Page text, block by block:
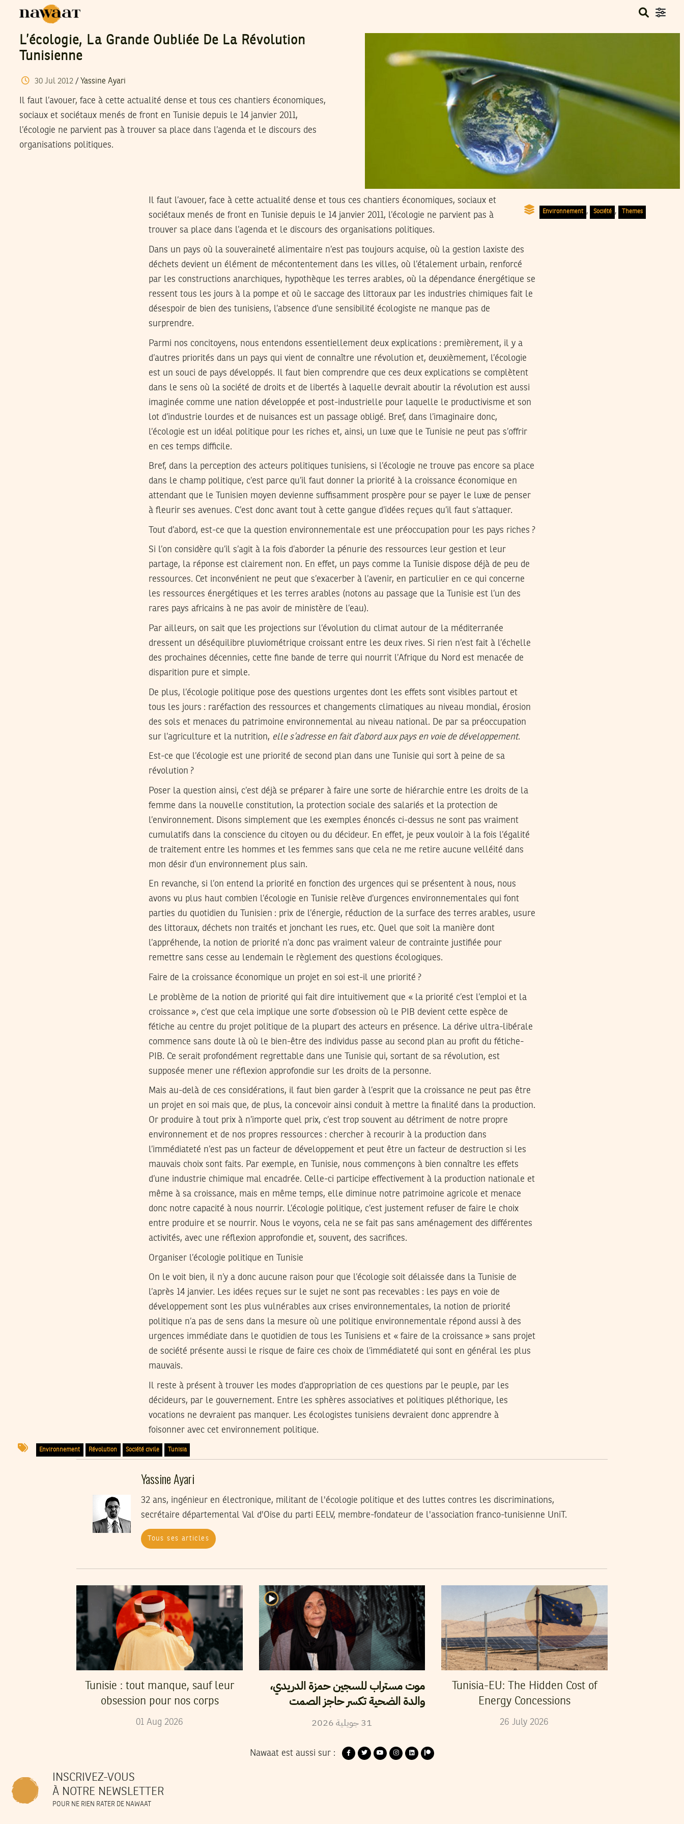
L’écologie, La Grande Oubliée De La Révolution
Tunisienne
30 Jul 2012/ Yassine Ayari
Il faut l’avouer, face à cette actualité dense et tous ces chantiers économiques,
sociaux et sociétaux menés de front en Tunisie depuis le 14 janvier 2011,
l’écologie ne parvient pas à trouver sa place dans l’agenda et le discours des
organisations politiques.
Environnement , Société , Themes
Il faut l’avouer, face à cette actualité dense et tous ces chantiers économiques, sociaux et
sociétaux menés de front en Tunisie depuis le 14 janvier 2011, l’écologie ne parvient pas à
trouver sa place dans l’agenda et le discours des organisations politiques.
Dans un pays où la souveraineté alimentaire n’est pas toujours acquise, où la gestion laxiste des
déchets devient un élément de mécontentement dans les villes, où l’étalement urbain, renforcé
par les constructions anarchiques, hypothèque les terres arables, où la dépendance énergétique se
ressent tous les jours à la pompe et où le saccage des littoraux par les industries chimiques fait le
désespoir de bien des tunisiens, l’absence d’une sensibilité écologiste ne manque pas de
surprendre.
Parmi nos concitoyens, nous entendons essentiellement deux explications : premièrement, il y a
d’autres priorités dans un pays qui vient de connaître une révolution et, deuxièmement, l’écologie
est un souci de pays développés. Il faut bien comprendre que ces deux explications se complètent
dans le sens où la société de droits et de libertés à laquelle devrait aboutir la révolution est aussi
imaginée comme une nation développée et post-industrielle pour laquelle le productivisme et son
lot d’industrie lourdes et de nuisances est un passage obligé. Bref, dans l’imaginaire donc,
l’écologie est un idéal politique pour les riches et, ainsi, un luxe que le Tunisie ne peut pas s’offrir
en ces temps difficile.
Bref, dans la perception des acteurs politiques tunisiens, si l’écologie ne trouve pas encore sa place
dans le champ politique, c’est parce qu’il faut donner la priorité à la croissance économique en
attendant que le Tunisien moyen devienne suffisamment prospère pour se payer le luxe de penser
à fleurir ses avenues. C’est donc avant tout à cette gangue d’idées reçues qu’il faut s’attaquer.
Tout d’abord, est-ce que la question environnementale est une préoccupation pour les pays riches ?
Si l’on considère qu’il s’agit à la fois d’aborder la pénurie des ressources leur gestion et leur
partage, la réponse est clairement non. En effet, un pays comme la Tunisie dispose déjà de peu de
ressources. Cet inconvénient ne peut que s’exacerber à l’avenir, en particulier en ce qui concerne
les ressources énergétiques et les terres arables (notons au passage que la Tunisie est l’un des
rares pays africains à ne pas avoir de ministère de l’eau).
Par ailleurs, on sait que les projections sur l’évolution du climat autour de la méditerranée
dressent un déséquilibre pluviométrique croissant entre les deux rives. Si rien n’est fait à l’échelle
des prochaines décennies, cette fine bande de terre qui nourrit l’Afrique du Nord est menacée de
disparition pure et simple.
De plus, l’écologie politique pose des questions urgentes dont les effets sont visibles partout et
tous les jours : raréfaction des ressources et changements climatiques au niveau mondial, érosion
des sols et menaces du patrimoine environnemental au niveau national. De par sa préoccupation
sur l’agriculture et la nutrition, elle s’adresse en fait d’abord aux pays en voie de développement.
Est-ce que l’écologie est une priorité de second plan dans une Tunisie qui sort à peine de sa
révolution ?
Poser la question ainsi, c’est déjà se préparer à faire une sorte de hiérarchie entre les droits de la
femme dans la nouvelle constitution, la protection sociale des salariés et la protection de
l’environnement. Disons simplement que les exemples énoncés ci-dessus ne sont pas vraiment
cumulatifs dans la conscience du citoyen ou du décideur. En effet, je peux vouloir à la fois l’égalité
de traitement entre les hommes et les femmes sans que cela ne me retire aucune velléité dans
mon désir d’un environnement plus sain.
En revanche, si l’on entend la priorité en fonction des urgences qui se présentent à nous, nous
avons vu plus haut combien l’écologie en Tunisie relève d’urgences environnementales qui font
parties du quotidien du Tunisien : prix de l’énergie, réduction de la surface des terres arables, usure
des littoraux, déchets non traités et jonchant les rues, etc. Quel que soit la manière dont
l’appréhende, la notion de priorité n’a donc pas vraiment valeur de contrainte justifiée pour
remettre sans cesse au lendemain le règlement des questions écologiques.
Faire de la croissance économique un projet en soi est-il une priorité ?
Le problème de la notion de priorité qui fait dire intuitivement que « la priorité c’est l’emploi et la
croissance », c’est que cela implique une sorte d’obsession où le PIB devient cette espèce de
fétiche au centre du projet politique de la plupart des acteurs en présence. La dérive ultra-libérale
commence sans doute là où le bien-être des individus passe au second plan au profit du fétiche-
PIB. Ce serait profondément regrettable dans une Tunisie qui, sortant de sa révolution, est
supposée mener une réflexion approfondie sur les droits de la personne.
Mais au-delà de ces considérations, il faut bien garder à l’esprit que la croissance ne peut pas être
un projet en soi mais que, de plus, la concevoir ainsi conduit à mettre la finalité dans la production.
Or produire à tout prix à n’importe quel prix, c’est trop souvent au détriment de notre propre
environnement et de nos propres ressources : chercher à recourir à la production dans
l’immédiateté n’est pas un facteur de développement et peut être un facteur de destruction si les
mauvais choix sont faits. Par exemple, en Tunisie, nous commençons à bien connaître les effets
d’une industrie chimique mal encadrée. Celle-ci participe effectivement à la production nationale et
même à sa croissance, mais en même temps, elle diminue notre patrimoine agricole et menace
donc notre capacité à nous nourrir. L’écologie politique, c’est justement refuser de faire le choix
entre produire et se nourrir. Nous le voyons, cela ne se fait pas sans aménagement des différentes
activités, avec une réflexion approfondie et, souvent, des sacrifices.
Organiser l’écologie politique en Tunisie
On le voit bien, il n’y a donc aucune raison pour que l’écologie soit délaissée dans la Tunisie de
l’après 14 janvier. Les idées reçues sur le sujet ne sont pas recevables : les pays en voie de
développement sont les plus vulnérables aux crises environnementales, la notion de priorité
politique n’a pas de sens dans la mesure où une politique environnementale répond aussi à des
urgences immédiate dans le quotidien de tous les Tunisiens et « faire de la croissance » sans projet
de société présente aussi le risque de faire ces choix de l’immédiateté qui sont en général les plus
mauvais.
Il reste à présent à trouver les modes d’appropriation de ces questions par le peuple, par les
décideurs, par le gouvernement. Entre les sphères associatives et politiques pléthorique, les
vocations ne devraient pas manquer. Les écologistes tunisiens devraient donc apprendre à
foisonner avec cet environnement politique.
Environnement Révolution Société civile Tunisia
Yassine Ayari
32 ans, ingénieur en électronique, militant de l'écologie politique et des luttes contres les discriminations,
secrétaire départemental Val d'Oise du parti EELV, membre-fondateur de l'association franco-tunisienne UniT.
Tous ses articles
Tunisie : tout manque, sauf leur
obsession pour nos corps
01 Aug 2026
موت مستراب للسجين حمزة الدريدي،
والدة الضحية تكسر حاجز الصمت
31جويلية 2026
Tunisia-EU: The Hidden Cost of
Energy Concessions
26 July 2026
Nawaat est aussi sur :
INSCRIVEZ-VOUS
À NOTRE NEWSLETTER
POUR NE RIEN RATER DE NAWAAT